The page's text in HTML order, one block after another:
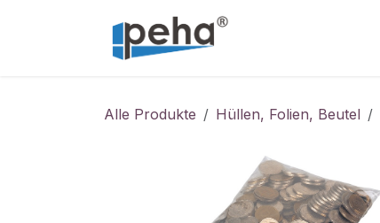
Alle Produkte Hüllen, Folien, Beutel